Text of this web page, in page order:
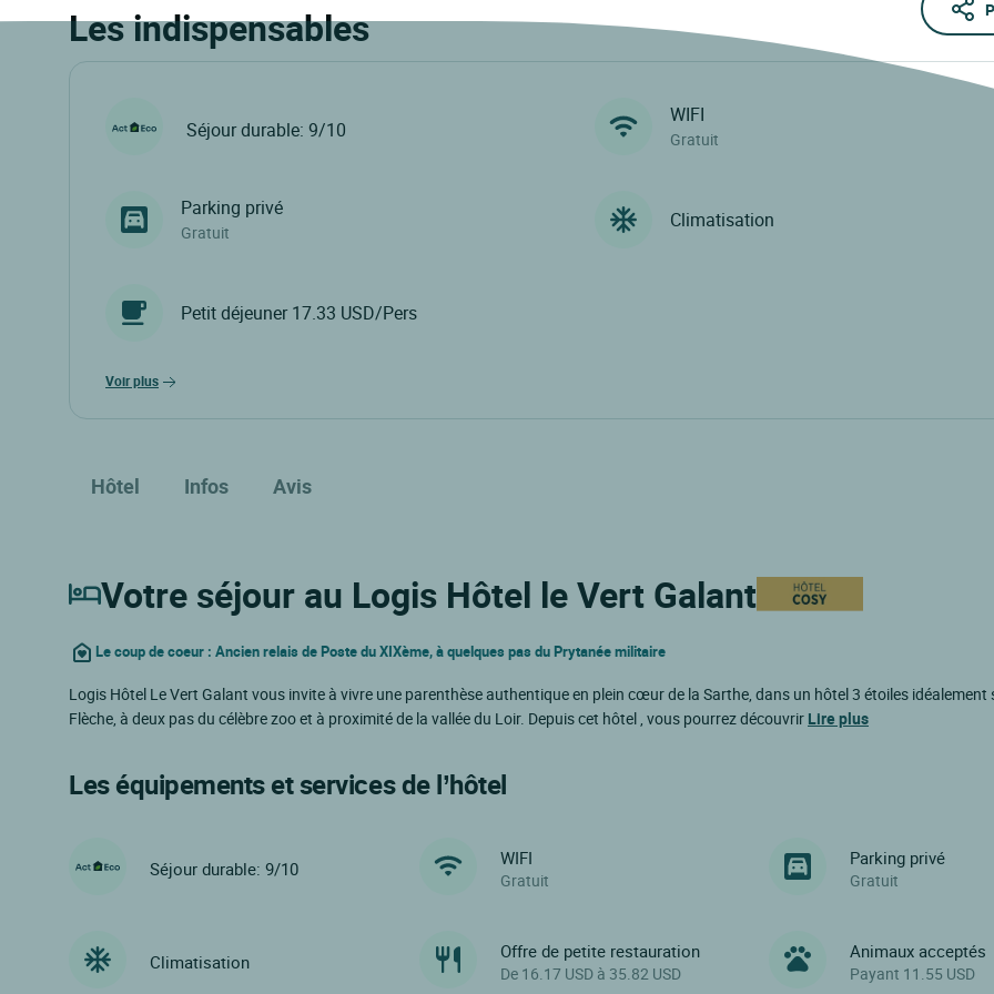
Les indispensables
Séjour durable: 9/10
WIFI
Gratuit
Parking privé
Gratuit
Climatisation
Petit déjeuner 17.33 USD/Pers
voir plus
Hôtel Infos Avis
Votre séjour au Logis Hôtel le Vert Galant
Le coup de coeur : Ancien relais de Poste du XIXème, à quelques pas du Prytanée militaire
Logis Hôtel Le Vert Galant vous invite à vivre une parenthèse authentique en plein cœur de la Sarthe, dans un hôtel 3 étoiles idéalement
Flèche, à deux pas du célèbre zoo et à proximité de la vallée du Loir. Depuis cet hôtel , vous pourrez découvrir Lire plus
Les équipements et services de l’hôtel
Séjour durable: 9/10 WIFI
Gratuit
Parking privé
Gratuit
Climatisation Offre de petite restauration
De 16.17 USD à 35.82 USD
Animaux acceptés
Payant 11.55 USD